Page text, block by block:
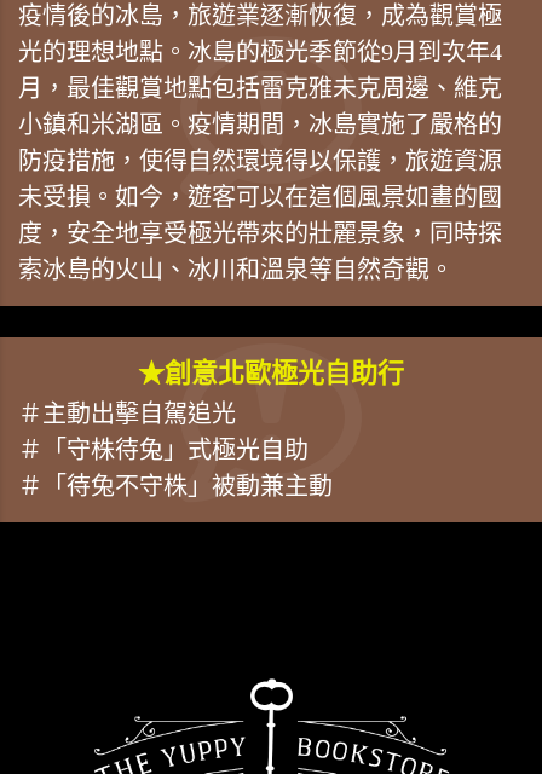
疫情後的冰島，旅遊業逐漸恢復，成為觀賞極
光的理想地點。冰島的極光季節從9月到次年4
月，最佳觀賞地點包括雷克雅未克周邊、維克
小鎮和米湖區。疫情期間，冰島實施了嚴格的
防疫措施，使得自然環境得以保護，旅遊資源
未受損。如今，遊客可以在這個風景如畫的國
度，安全地享受極光帶來的壯麗景象，同時探
索冰島的火山、冰川和溫泉等自然奇觀。
★創意北歐極光自助行
＃主動出擊自駕追光
＃「守株待兔」式極光自助
＃「待兔不守株」被動兼主動